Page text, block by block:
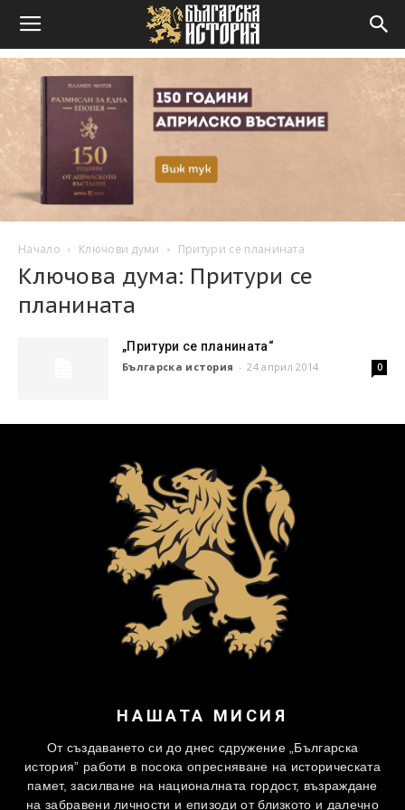
Начало Ключови думи Притури се планината
Ключова дума: Притури се
планината
„Притури се планината“
Българска история - 24 април 2014 0
НАШАТА МИСИЯ
От създаването си до днес сдружение „Българска
история” работи в посока опресняване на историческата
памет, засилване на националната гордост, възраждане
на забравени личности и епизоди от близкото и далечно